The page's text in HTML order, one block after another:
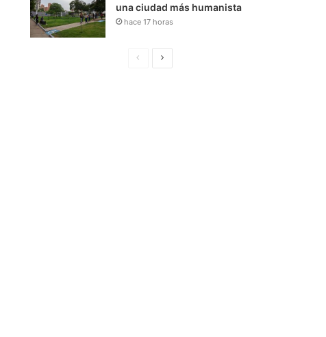
una ciudad más humanista
hace 17 horas
S